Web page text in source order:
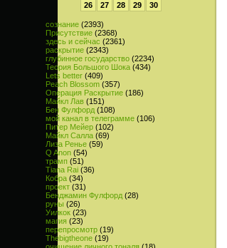
26
27 28 29 30
сознание (2393)
Присутствие (2368)
здесь и сейчас (2361)
раскрытие (2343)
глубинное государство (2234)
Теория Большого Шока (434)
Lets better (409)
Peach Blossom (357)
Операция Раскрытие (186)
Майкл Лав (151)
Бен Фулфорд (108)
мой канал в телеграмме (106)
Питер Мейер (102)
Майкл Салла (69)
Лиза Ренье (59)
Q Anon (54)
трамп (51)
Tiana Rai (36)
Кобра (34)
проект (31)
Бенджамин Фулфорд (28)
руны (26)
Уилкок (23)
магия (23)
перепросмотр (19)
Thebigtheone (19)